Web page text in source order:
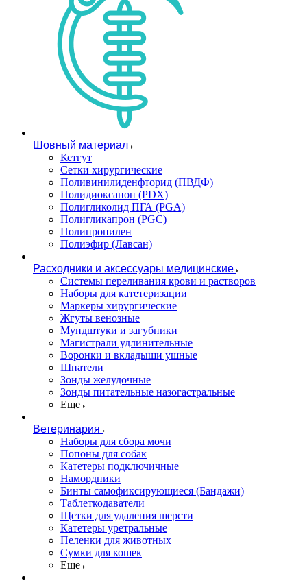
Шовный материал
Кетгут
Сетки хирургические
Поливинилиденфторид (ПВДФ)
Полидиоксанон (PDX)
Полигликолид ПГА (PGA)
Полигликапрон (PGC)
Полипропилен
Полиэфир (Лавсан)
Расходники и аксессуары медицинские
Системы переливания крови и растворов
Наборы для катетеризации
Маркеры хирургические
Жгуты венозные
Мундштуки и загубники
Магистрали удлинительные
Воронки и вкладыши ушные
Шпатели
Зонды желудочные
Зонды питательные назогастральные
Еще
Ветеринария
Наборы для сбора мочи
Попоны для собак
Катетеры подключичные
Намордники
Бинты самофиксирующиеся (Бандажи)
Таблеткодаватели
Щетки для удаления шерсти
Катетеры уретральные
Пеленки для животных
Сумки для кошек
Еще